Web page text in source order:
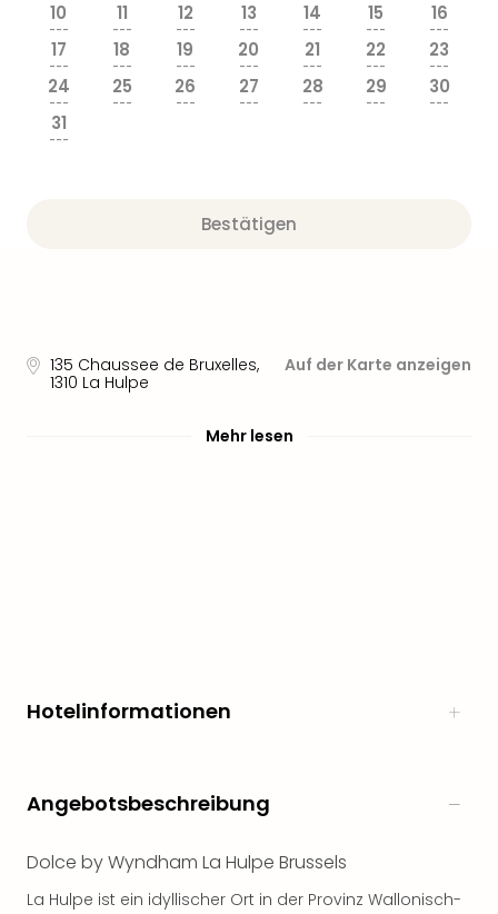
10
---
11
---
12
---
13
---
14
---
15
---
16
---
17
---
18
---
19
---
20
---
21
---
22
---
23
---
24
---
25
---
26
---
27
---
28
---
29
---
30
---
31
---
Bestätigen
135 Chaussee de Bruxelles,
1310 La Hulpe
Auf der Karte anzeigen
Mehr lesen
Hotelinformationen
Angebotsbeschreibung
Dolce by Wyndham La Hulpe Brussels
La Hulpe ist ein idyllischer Ort in der Provinz Wallonisch-